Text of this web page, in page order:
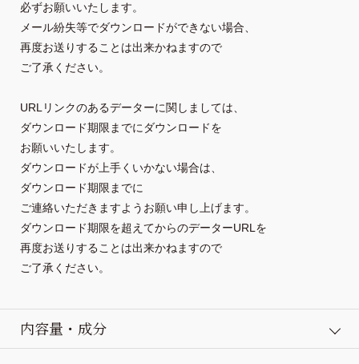
必ずお願いいたします。
メール紛失等でダウンロードができない場合、
再度お送りすることは出来かねますので
ご了承ください。
URLリンクのあるデーターに関しましては、
ダウンロード期限までにダウンロードを
お願いいたします。
ダウンロードが上手くいかない場合は、
ダウンロード期限までに
ご連絡いただきますようお願い申し上げます。
ダウンロード期限を超えてからのデーターURLを
再度お送りすることは出来かねますので
ご了承ください。
内容量・成分